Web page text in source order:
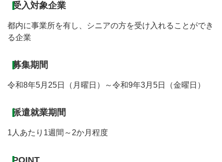
受入対象企業
都内に事業所を有し、シニアの方を受け入れることができ
る企業
募集期間
令和8年5月25日（月曜日）～令和9年3月5日（金曜日）
派遣就業期間
1人あたり1週間～2か月程度
POINT